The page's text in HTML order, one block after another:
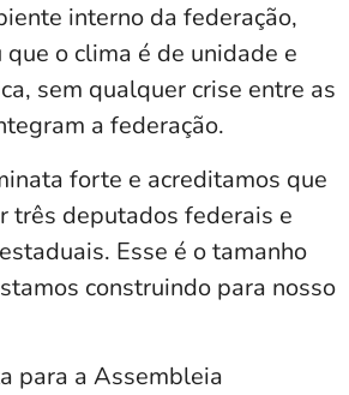
interno da federação,
o clima é de unidade e
sem qualquer crise entre as
a federação.
forte e acreditamos que
três deputados federais e
Esse é o tamanho
construindo para nosso
para a Assembleia